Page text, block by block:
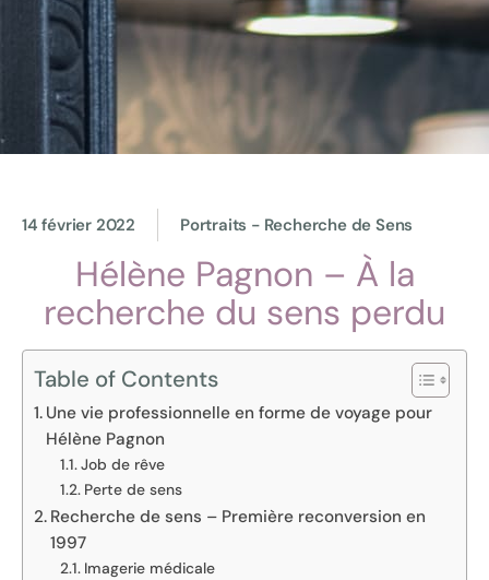
14 février 2022 Portraits - Recherche de Sens
Hélène Pagnon – À la
recherche du sens perdu
Table of Contents
Une vie professionnelle en forme de voyage pour
Hélène Pagnon
Job de rêve
Perte de sens
Recherche de sens – Première reconversion en
1997
Imagerie médicale